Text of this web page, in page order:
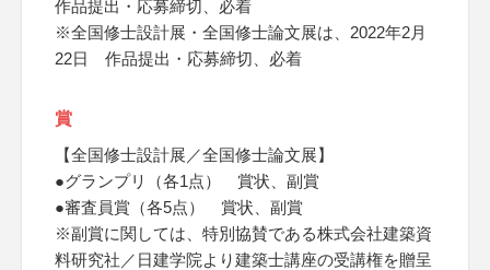
作品提出・応募締切、必着
※全国修士設計展・全国修士論文展は、2022年2月
22日 作品提出・応募締切、必着
賞
【全国修士設計展／全国修士論文展】
●グランプリ（各1点） 賞状、副賞
●審査員賞（各5点） 賞状、副賞
※副賞に関しては、特別協賛である株式会社建築資
料研究社／日建学院より建築士講座の受講権を贈呈